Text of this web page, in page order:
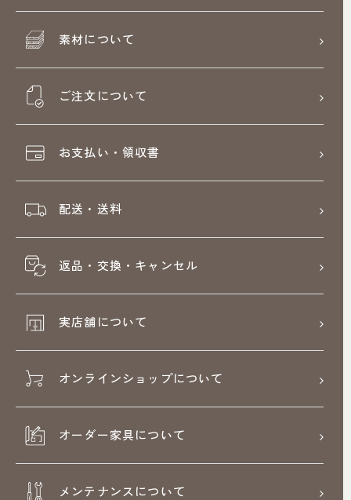
素材について
ご注文について
お支払い・領収書
配送・送料
返品・交換・キャンセル
実店舗について
オンラインショップについて
オーダー家具について
メンテナンスについて